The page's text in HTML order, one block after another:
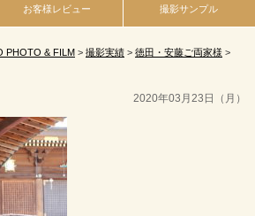
お客様レビュー 撮影サンプル
PHOTO & FILM > 撮影実績 > 徳田・安藤ご両家様 >
2020年03月23日（月）